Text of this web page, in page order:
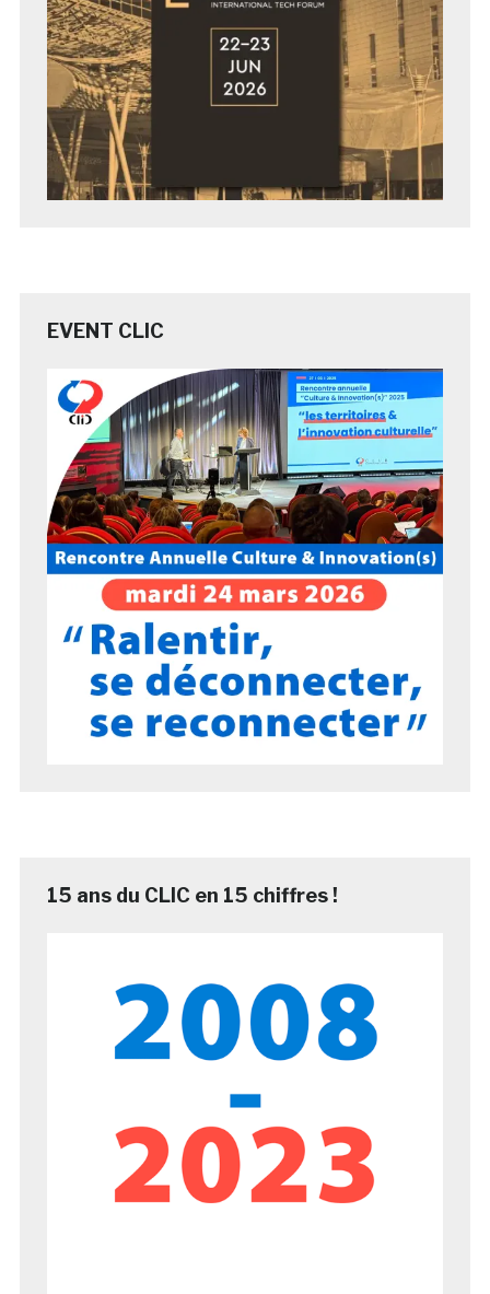
EVENT CLIC
15 ans du CLIC en 15 chiffres !